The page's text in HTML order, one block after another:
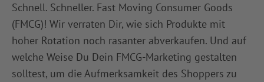
Schnell. Schneller. Fast Moving Consumer Goods
(FMCG)! Wir verraten Dir, wie sich Produkte mit
hoher Rotation noch rasanter abverkaufen. Und auf
welche Weise Du Dein FMCG-Marketing gestalten
solltest, um die Aufmerksamkeit des Shoppers zu